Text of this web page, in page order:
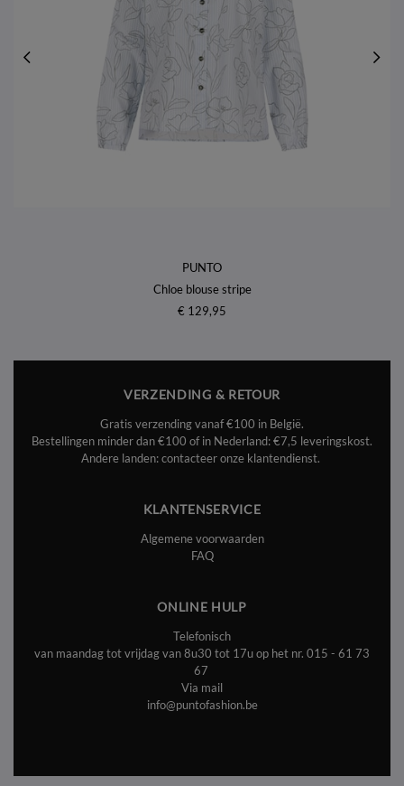
PUNTO
Chloe blouse stripe
€ 129,95
VERZENDING & RETOUR
Gratis verzending vanaf €100 in België.
Bestellingen minder dan €100 of in Nederland: €7,5 leveringskost.
Andere landen: contacteer onze klantendienst.
KLANTENSERVICE
Algemene voorwaarden
FAQ
ONLINE HULP
Telefonisch
van maandag tot vrijdag van 8u30 tot 17u op het nr. 015 - 61 73
67
Via mail
info@puntofashion.be